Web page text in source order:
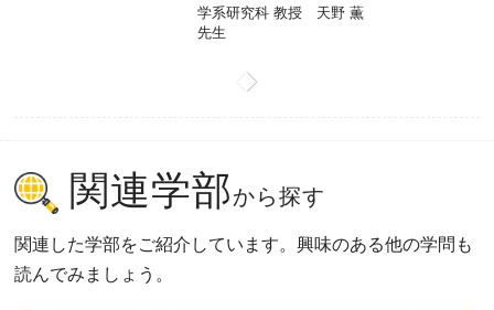
学系研究科 教授 天野 薫
先生
関連学部から探す
関連した学部をご紹介しています。興味のある他の学問も
読んでみましょう。